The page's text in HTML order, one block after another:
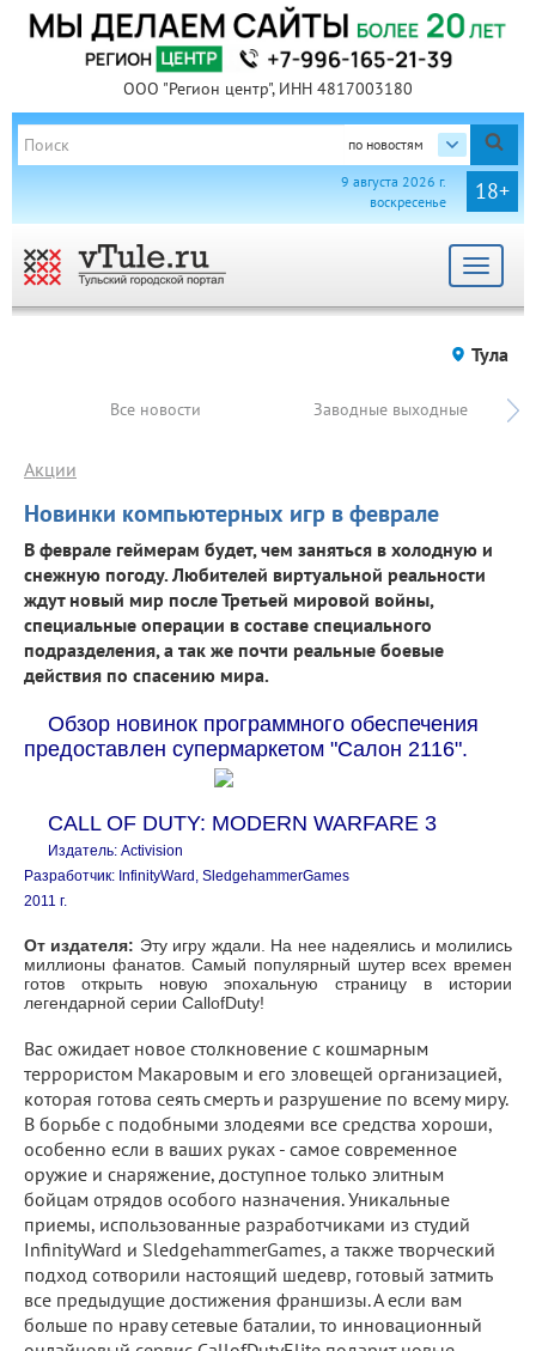
ООО "Регион центр", ИНН 4817003180
по новостям
18+
9 августа 2026 г.
воскресенье
Toggle
Тула
Все новости Заводные выходные
Новинки компьютерных игр в феврале
Акции
В феврале геймерам будет, чем заняться в холодную и
снежную погоду. Любителей виртуальной реальности
ждут новый мир после Третьей мировой войны,
специальные операции в составе специального
подразделения, а так же почти реальные боевые
действия по спасению мира.
Обзор новинок программного обеспечения
предоставлен супермаркетом "Салон 2116".
CALL OF DUTY: MODERN WARFARE 3
Издатель: Activision
Разработчик: InfinityWard, SledgehammerGames
2011 г.
От издателя: Эту игру ждали. На нее надеялись и молились
миллионы фанатов. Самый популярный шутер всех времен
готов открыть новую эпохальную страницу в истории
легендарной серии CallofDuty!
Вас ожидает новое столкновение с кошмарным
террористом Макаровым и его зловещей организацией,
которая готова сеять смерть и разрушение по всему миру.
В борьбе с подобными злодеями все средства хороши,
особенно если в ваших руках - самое современное
оружие и снаряжение, доступное только элитным
бойцам отрядов особого назначения. Уникальные
приемы, использованные разработчиками из студий
InfinityWard и SledgehammerGames, а также творческий
подход сотворили настоящий шедевр, готовый затмить
все предыдущие достижения франшизы. А если вам
больше по нраву сетевые баталии, то инновационный